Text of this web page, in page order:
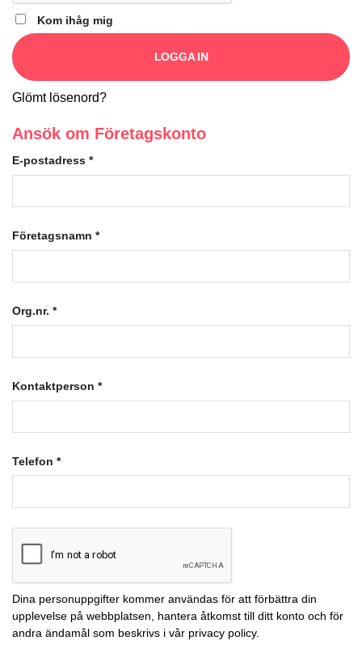
Kom ihåg mig
LOGGA IN
Glömt lösenord?
Ansök om Företagskonto
E-postadress *
Företagsnamn *
Org.nr. *
Kontaktperson *
Telefon *
Dina personuppgifter kommer användas för att förbättra din
upplevelse på webbplatsen, hantera åtkomst till ditt konto och för
andra ändamål som beskrivs i vår privacy policy.